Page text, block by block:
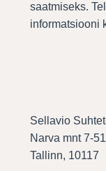
saatmiseks.
informatsiooni
Sellavio
Narva mnt 7-
Tallinn, 10117